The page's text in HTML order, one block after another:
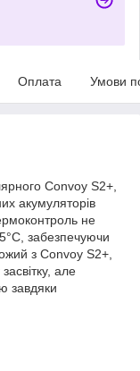
Оплата Умови
Convoy S2+,
акумуляторів
не
забезпечуючи
з Convoy S2+,
але
завдяки